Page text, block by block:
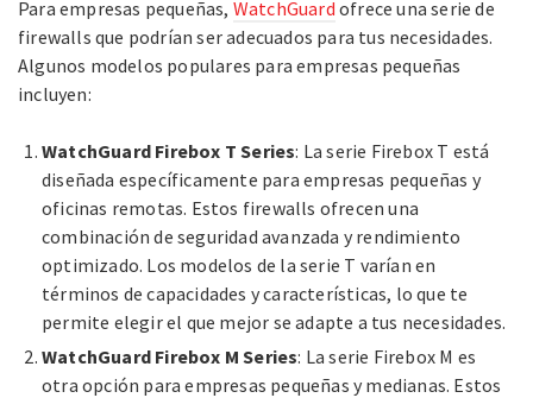
Para empresas pequeñas, WatchGuard ofrece una serie de
firewalls que podrían ser adecuados para tus necesidades.
Algunos modelos populares para empresas pequeñas
incluyen:
WatchGuard Firebox T Series: La serie Firebox T está
diseñada específicamente para empresas pequeñas y
oficinas remotas. Estos firewalls ofrecen una
combinación de seguridad avanzada y rendimiento
optimizado. Los modelos de la serie T varían en
términos de capacidades y características, lo que te
permite elegir el que mejor se adapte a tus necesidades.
WatchGuard Firebox M Series: La serie Firebox M es
otra opción para empresas pequeñas y medianas. Estos